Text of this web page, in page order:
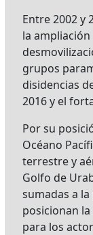
Entre 2002
la
grupos
disidencias
2016 y el
Por su
Océano
terrestre y
Golfo de
sumadas a
posicionan
para los